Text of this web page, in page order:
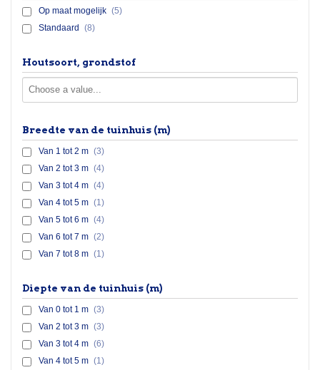
Op maat mogelijk (5)
Standaard (8)
Houtsoort, grondstof
Breedte van de tuinhuis (m)
Van 1 tot 2 m (3)
Van 2 tot 3 m (4)
Van 3 tot 4 m (4)
Van 4 tot 5 m (1)
Van 5 tot 6 m (4)
Van 6 tot 7 m (2)
Van 7 tot 8 m (1)
Diepte van de tuinhuis (m)
Van 0 tot 1 m (3)
Van 2 tot 3 m (3)
Van 3 tot 4 m (6)
Van 4 tot 5 m (1)